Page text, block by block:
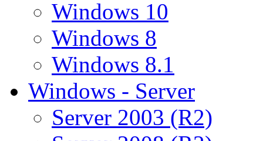
Windows 10
Windows 8
Windows 8.1
Windows - Server
Server 2003 (R2)